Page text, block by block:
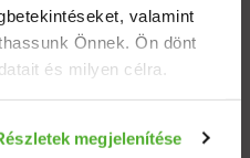
valamint
Önnek. Ön dönt
és milyen célra.
földrajzi elhelyezkedéséről
megjelenítése